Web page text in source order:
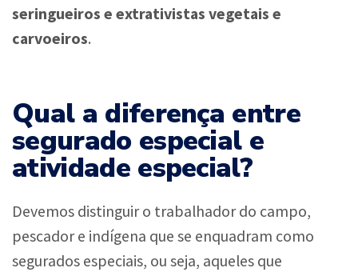
seringueiros e extrativistas vegetais e
carvoeiros.
Qual a diferença entre
segurado especial e
atividade especial?
Devemos distinguir o trabalhador do campo,
pescador e indígena que se enquadram como
segurados especiais, ou seja, aqueles que